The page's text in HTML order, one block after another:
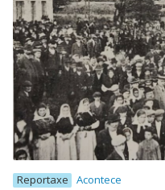
Reportaxe Acontece